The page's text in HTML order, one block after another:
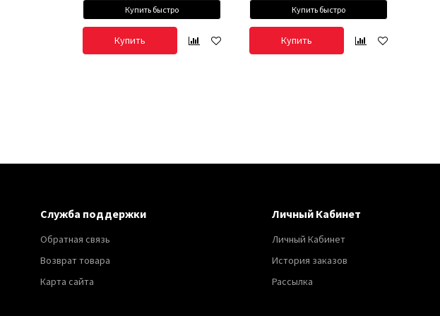
Купить быстро
Купить
Купить быстро
Купить
Служба поддержки
Обратная связь
Возврат товара
Карта сайта
Личный Кабинет
Личный Кабинет
История заказов
Рассылка